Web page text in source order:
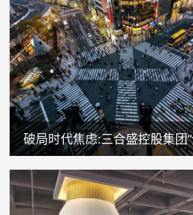
破局时代焦虑:三合盛控股集团
选”平台正式启航